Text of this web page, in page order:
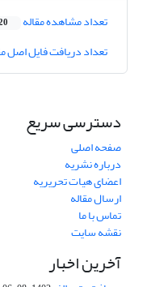
تعداد مشاهده مقاله
تعداد دریافت فایل اصل
دسترسی سریع
صفحه اصلی
درباره نشریه
اعضای هیات تحریریه
ارسال مقاله
تماس با ما
نقشه سایت
آخرین اخبار